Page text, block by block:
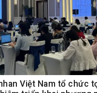
Việt Nam tổ chức